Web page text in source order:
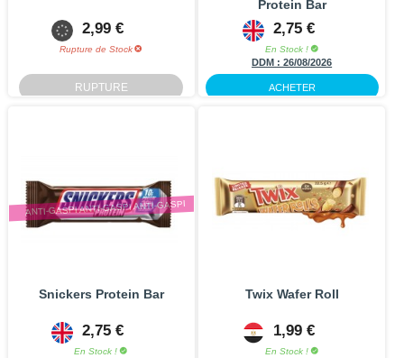
2,99 €
Rupture de Stock
RUPTURE
Protein Bar
-50%
2,75 €
En Stock !
DDM :26/08/2026
ACHETER
ANTI-GASPI ANTI-GASPI ANTI-GASPI
Snickers Protein Bar
2,75 €
En Stock !
Twix Wafer Roll
1,99 €
En Stock !